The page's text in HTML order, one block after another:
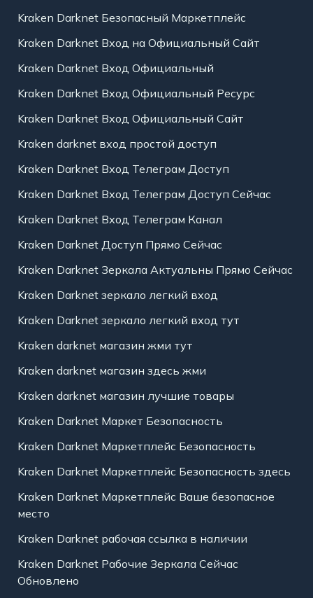
Kraken Darknet Безопасный Маркетплейс
Kraken Darknet Вход на Официальный Сайт
Kraken Darknet Вход Официальный
Kraken Darknet Вход Официальный Ресурс
Kraken Darknet Вход Официальный Сайт
Kraken darknet вход простой доступ
Kraken Darknet Вход Телеграм Доступ
Kraken Darknet Вход Телеграм Доступ Сейчас
Kraken Darknet Вход Телеграм Канал
Kraken Darknet Доступ Прямо Сейчас
Kraken Darknet Зеркала Актуальны Прямо Сейчас
Kraken Darknet зеркало легкий вход
Kraken Darknet зеркало легкий вход тут
Kraken darknet магазин жми тут
Kraken darknet магазин здесь жми
Kraken darknet магазин лучшие товары
Kraken Darknet Маркет Безопасность
Kraken Darknet Маркетплейс Безопасность
Kraken Darknet Маркетплейс Безопасность здесь
Kraken Darknet Маркетплейс Ваше безопасное
место
Kraken Darknet рабочая ссылка в наличии
Kraken Darknet Рабочие Зеркала Сейчас
Обновлено